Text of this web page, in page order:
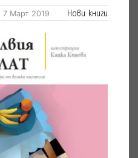
7 Март 2019 Нови книги